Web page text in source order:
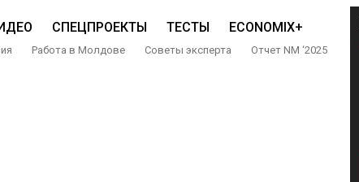
СПЕЦПРОЕКТЫ ТЕСТЫ ECONOMIX+
Работа в Молдове Советы эксперта Отчет NM ‘2025